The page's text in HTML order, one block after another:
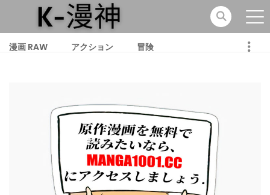
漫画 RAW アクション 冒険